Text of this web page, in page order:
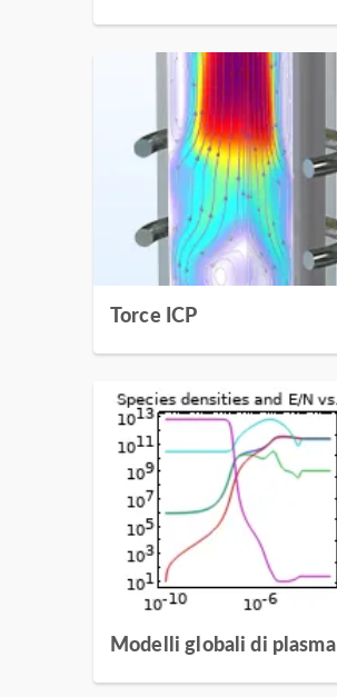
Torce ICP
Modelli globali di plasma